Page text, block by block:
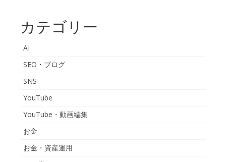
カテゴリー
AI
SEO・ブログ
SNS
YouTube
YouTube・動画編集
お金
お金・資産運用